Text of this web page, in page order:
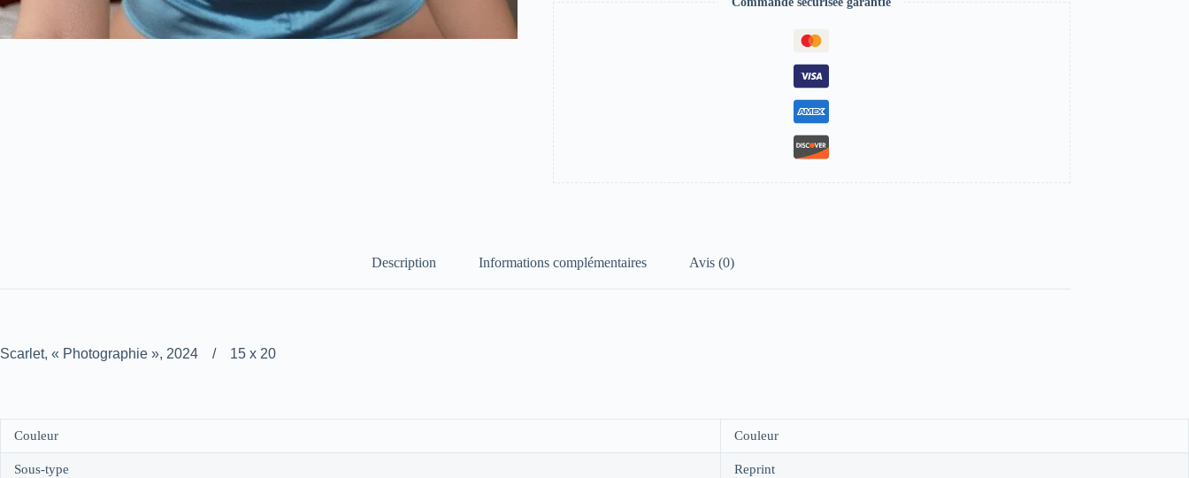
Description Informations complémentaires Avis (0)
Scarlet, « Photographie », 2024 / 15 x 20
Couleur Couleur
Sous-type Reprint